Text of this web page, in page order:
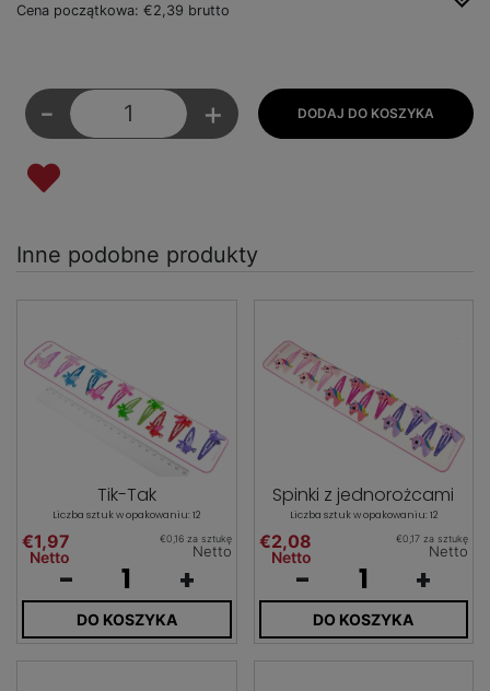
Cena początkowa: €2,39 brutto
- +
Inne podobne produkty
Tik-Tak
Liczba sztuk w opakowaniu: 12
€1,97
Netto
€0,16 za sztukę
Netto
- +
DO KOSZYKA
Spinki z jednorożcami
Liczba sztuk w opakowaniu: 12
€2,08
Netto
€0,17 za sztukę
Netto
- +
DO KOSZYKA